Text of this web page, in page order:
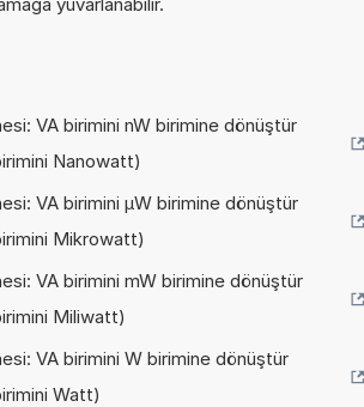
VA birimini nW birimine dönüştür
Nanowatt)
VA birimini µW birimine dönüştür
Mikrowatt)
VA birimini mW birimine dönüştür
Miliwatt)
VA birimini W birimine dönüştür
Watt)